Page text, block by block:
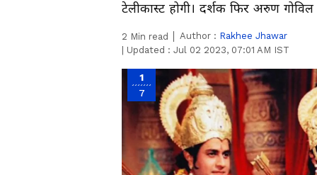
टेलीकास्ट होगी। दर्शक फिर अरुण
2 Min read Author : Rakhee Jhawar
Updated : Jul 02 2023, 07:01 AM IST
1
7